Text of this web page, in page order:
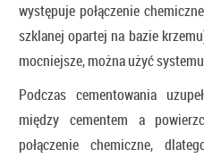
występuje połączenie
szklanej opartej na bazie
mocniejsze, można użyć
Podczas cementowania
między cementem a
połączenie chemiczne,